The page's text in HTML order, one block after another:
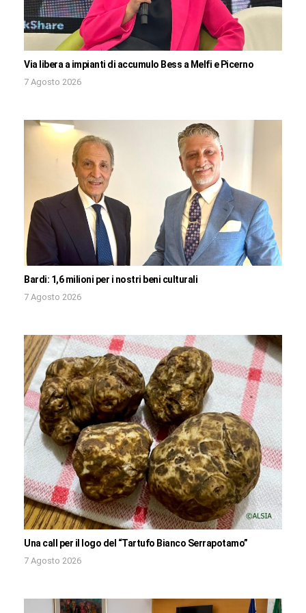
Via libera a impianti di accumulo Bess a Melfi e Picerno
7 Agosto 2026
Bardi: 1,6 milioni per i nostri beni culturali
7 Agosto 2026
Una call per il logo del “Tartufo Bianco Serrapotamo”
7 Agosto 2026